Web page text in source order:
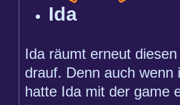
Ida
Ida räumt erneut
drauf. Denn auch wenn
hatte Ida mit der game